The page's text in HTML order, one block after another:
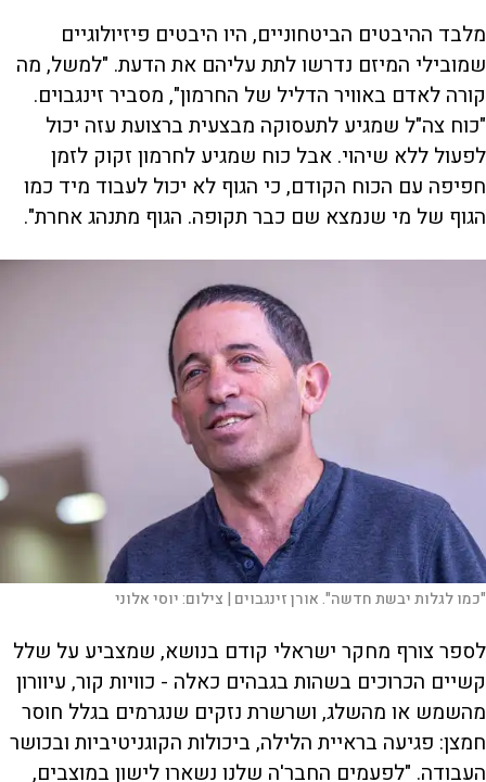
מלבד ההיבטים הביטחוניים, היו היבטים פיזיולוגיים
שמובילי המיזם נדרשו לתת עליהם את הדעת. "למשל, מה
קורה לאדם באוויר הדליל של החרמון", מסביר זינגבוים.
"כוח צה"ל שמגיע לתעסוקה מבצעית ברצועת עזה יכול
לפעול ללא שיהוי. אבל כוח שמגיע לחרמון זקוק לזמן
חפיפה עם הכוח הקודם, כי הגוף לא יכול לעבוד מיד כמו
הגוף של מי שנמצא שם כבר תקופה. הגוף מתנהג אחרת".
"כמו לגלות יבשת חדשה". אורן זינגבוים | צילום:יוסי אלוני
לספר צורף מחקר ישראלי קודם בנושא, שמצביע על שלל
קשיים הכרוכים בשהות בגבהים כאלה - כוויות קור, עיוורון
מהשמש או מהשלג, ושרשרת נזקים שנגרמים בגלל חוסר
חמצן: פגיעה בראיית הלילה, ביכולות הקוגניטיביות ובכושר
העבודה. "לפעמים החבר'ה שלנו נשארו לישון במוצבים,